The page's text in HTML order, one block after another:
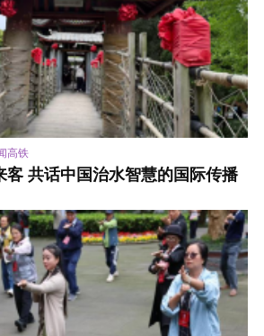
高铁
客 共话中国治水智慧的国际传播